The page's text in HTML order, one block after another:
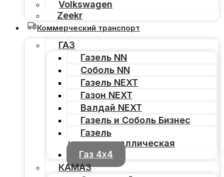
Volkswagen
Zeekr
Коммерческий транспорт
ГАЗ
Газель NN
Соболь NN
Газель NEXT
Газон NEXT
Валдай NEXT
Газель и Соболь Бизнес
Газель
цельнометаллическая
Газ 4х4
КАМАЗ